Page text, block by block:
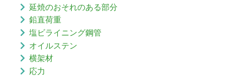
延焼のおそれのある部分
鉛直荷重
塩ビライニング鋼管
オイルステン
横架材
応力